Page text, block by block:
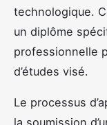
technologique.
un diplôme
professionnelle
d’études visé.
Le processus